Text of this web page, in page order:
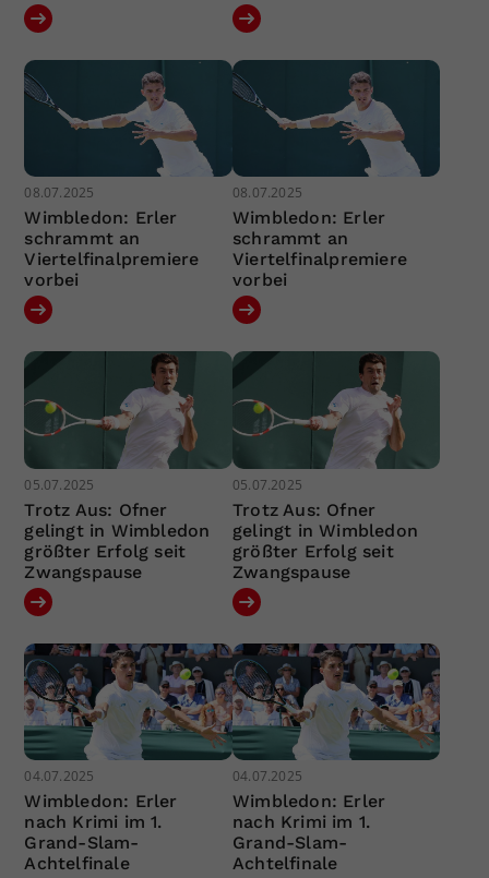
08.07.2025
Wimbledon: Erler
schrammt an
Viertelfinalpremiere
vorbei
08.07.2025
Wimbledon: Erler
schrammt an
Viertelfinalpremiere
vorbei
05.07.2025
Trotz Aus: Ofner
gelingt in Wimbledon
größter Erfolg seit
Zwangspause
05.07.2025
Trotz Aus: Ofner
gelingt in Wimbledon
größter Erfolg seit
Zwangspause
04.07.2025
Wimbledon: Erler
nach Krimi im 1.
Grand-Slam-
Achtelfinale
04.07.2025
Wimbledon: Erler
nach Krimi im 1.
Grand-Slam-
Achtelfinale